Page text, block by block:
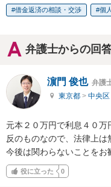
借金返済の相談・交渉 個
弁護士からの回
濵門 俊也 弁護
東京都 > 中央区
元本２０万円で利息４０
反のものなので、法律上は
今後は関わらないことをお
役に立った 0